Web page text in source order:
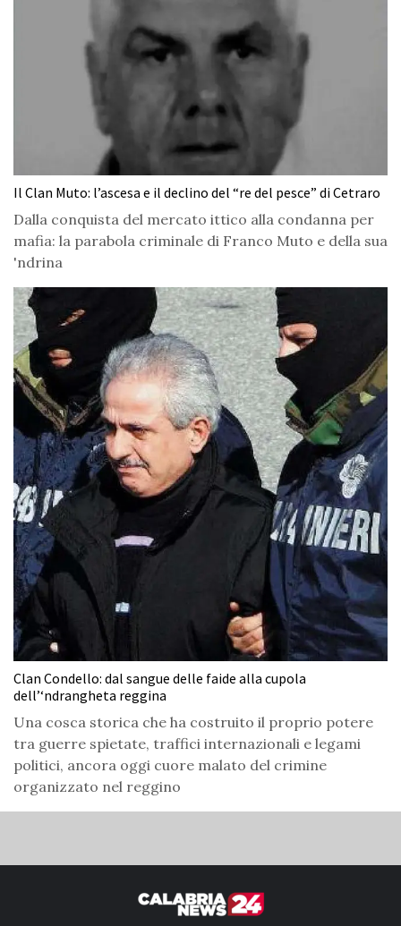
Il Clan Muto: l’ascesa e il declino del “re del pesce” di Cetraro
Dalla conquista del mercato ittico alla condanna per
mafia: la parabola criminale di Franco Muto e della sua
'ndrina
Clan Condello: dal sangue delle faide alla cupola
dell’‘ndrangheta reggina
Una cosca storica che ha costruito il proprio potere
tra guerre spietate, traffici internazionali e legami
politici, ancora oggi cuore malato del crimine
organizzato nel reggino